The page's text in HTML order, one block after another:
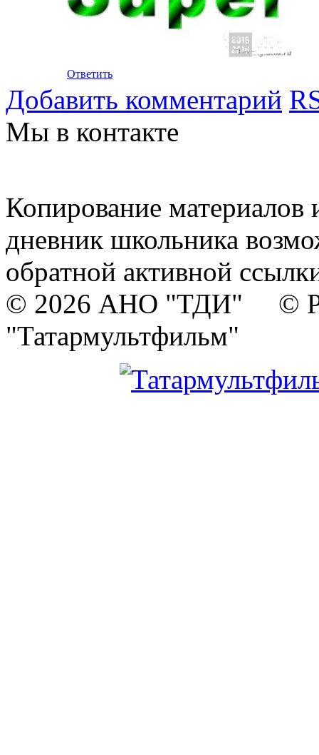
Ответить
Добавить комментарий
Мы в контакте
Копирование материалов
дневник школьника
обратной активной
© 2026 АНО "ТДИ" ©
"Татармультфильм"